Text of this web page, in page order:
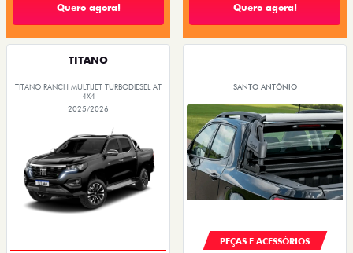
Quero agora! Quero agora!
TITANO
TITANO RANCH MULTIJET TURBODIESEL AT
4X4
2025/2026
SANTO ANTÔNIO
PEÇAS E ACESSÓRIOS